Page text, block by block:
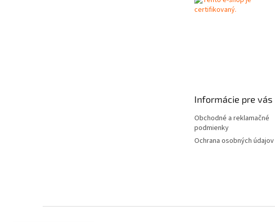
Informácie pre vás
Obchodné a reklamačné
podmienky
Ochrana osobných údajov